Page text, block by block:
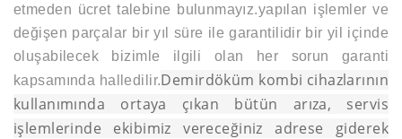
etmeden ücret talebine bulunmayız.yapılan işlemler ve
değişen parçalar bir yıl süre ile garantilidir bir yil içinde
oluşabilecek bizimle ilgili olan her sorun garanti
kapsamında halledilir.Demirdöküm kombi cihazlarının
kullanımında ortaya çıkan bütün arıza, servis
işlemlerinde ekibimiz vereceğiniz adrese giderek